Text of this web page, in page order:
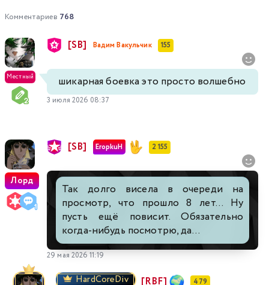
Комментариев 768
Местный
[SB] Вадим Вакульчик 155
шикарная боевка это просто волшебно
3 июля 2026 08:37
Лорд
[SB] EropkuH 2 155
Так долго висела в очереди на
просмотр, что прошло 8 лет... Ну
пусть ещё повисит. Обязательно
когда-нибудь посмотрю, да...
29 мая 2026 11:19
HardCoreDiv [RBF] 479